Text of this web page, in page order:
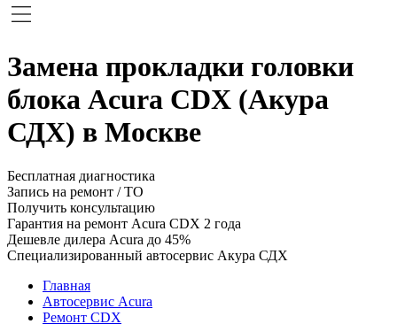
Замена прокладки головки
блока Acura CDX (Акура
СДХ) в Москве
Бесплатная диагностика
Запись на ремонт / ТО
Получить консультацию
Гарантия на ремонт Acura CDX 2 года
Дешевле дилера Acura до 45%
Специализированный автосервис Акура СДХ
Главная
Автосервис Acura
Ремонт CDX